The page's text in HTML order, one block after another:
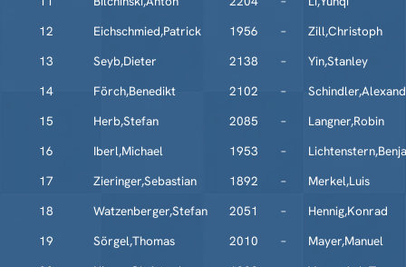
12
Eichschmied,Patrick 1956 –
Zill,Christoph
13
Seyb,Dieter 2138 –
Yin,Stanley
14
Förch,Benedikt 2102 –
15
Herb,Stefan 2085 –
Langner,Robin
16
Iberl,Michael 1953 –
17
Zieringer,Sebastian 1892 –
Merkel,Luis
18
Watzenberger,Stefan 2051 –
Hennig,Konrad
19
Sörgel,Thomas 2010 –
Mayer,Manuel